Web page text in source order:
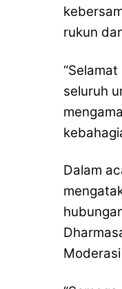
rukun
seluruh
Dalam
Moderasi